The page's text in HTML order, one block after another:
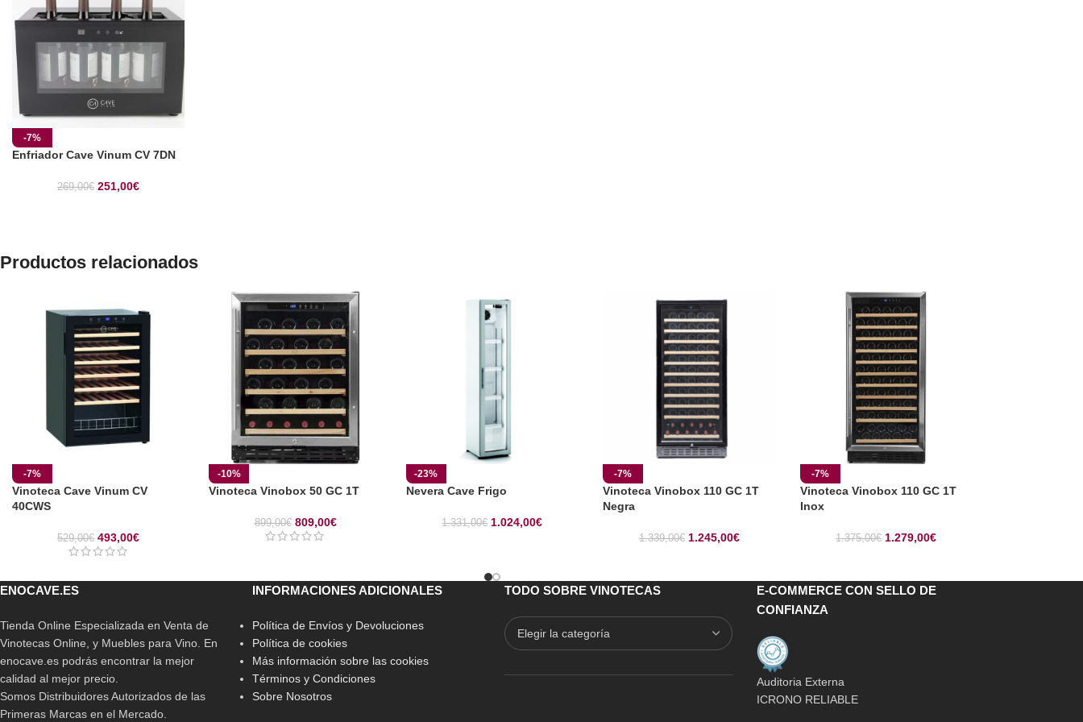
-7%
Enfriador Cave Vinum CV 7DN
269,00€ 251,00€
Productos relacionados
-7%
Vinoteca Cave Vinum CV
40CWS
529,00€ 493,00€
-10%
Vinoteca Vinobox 50 GC 1T
899,00€ 809,00€
-23%
Nevera Cave Frigo
1.331,00€ 1.024,00€
-7%
Vinoteca Vinobox 110 GC 1T
Negra
1.339,00€ 1.245,00€
-7%
Vinoteca Vinobox 110 GC 1T
Inox
1.375,00€ 1.279,00€
ENOCAVE.ES
Tienda Online Especializada en Venta de
Vinotecas Online, y Muebles para Vino. En
enocave.es podrás encontrar la mejor
calidad al mejor precio.
Somos Distribuidores Autorizados de las
Primeras Marcas en el Mercado.
INFORMACIONES ADICIONALES
Política de Envíos y Devoluciones
Política de cookies
Más información sobre las cookies
Términos y Condiciones
Sobre Nosotros
TODO SOBRE VINOTECAS
E-COMMERCE CON SELLO DE
CONFIANZA
Auditoria Externa
ICRONO RELIABLE